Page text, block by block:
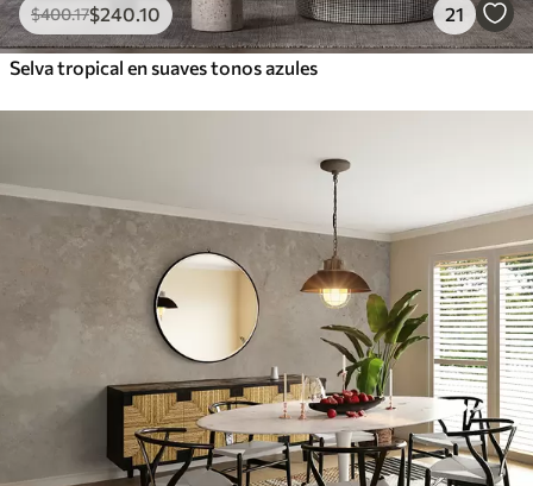
$400.17$240 .10 21
Selva tropical en suaves tonos azules